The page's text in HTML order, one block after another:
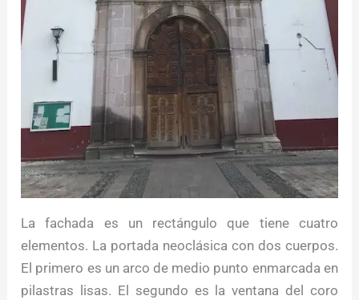
La fachada es un rectángulo que tiene cuatro
elementos. La portada neoclásica con dos cuerpos.
El primero es un arco de medio punto enmarcada en
pilastras lisas. El segundo es la ventana del coro